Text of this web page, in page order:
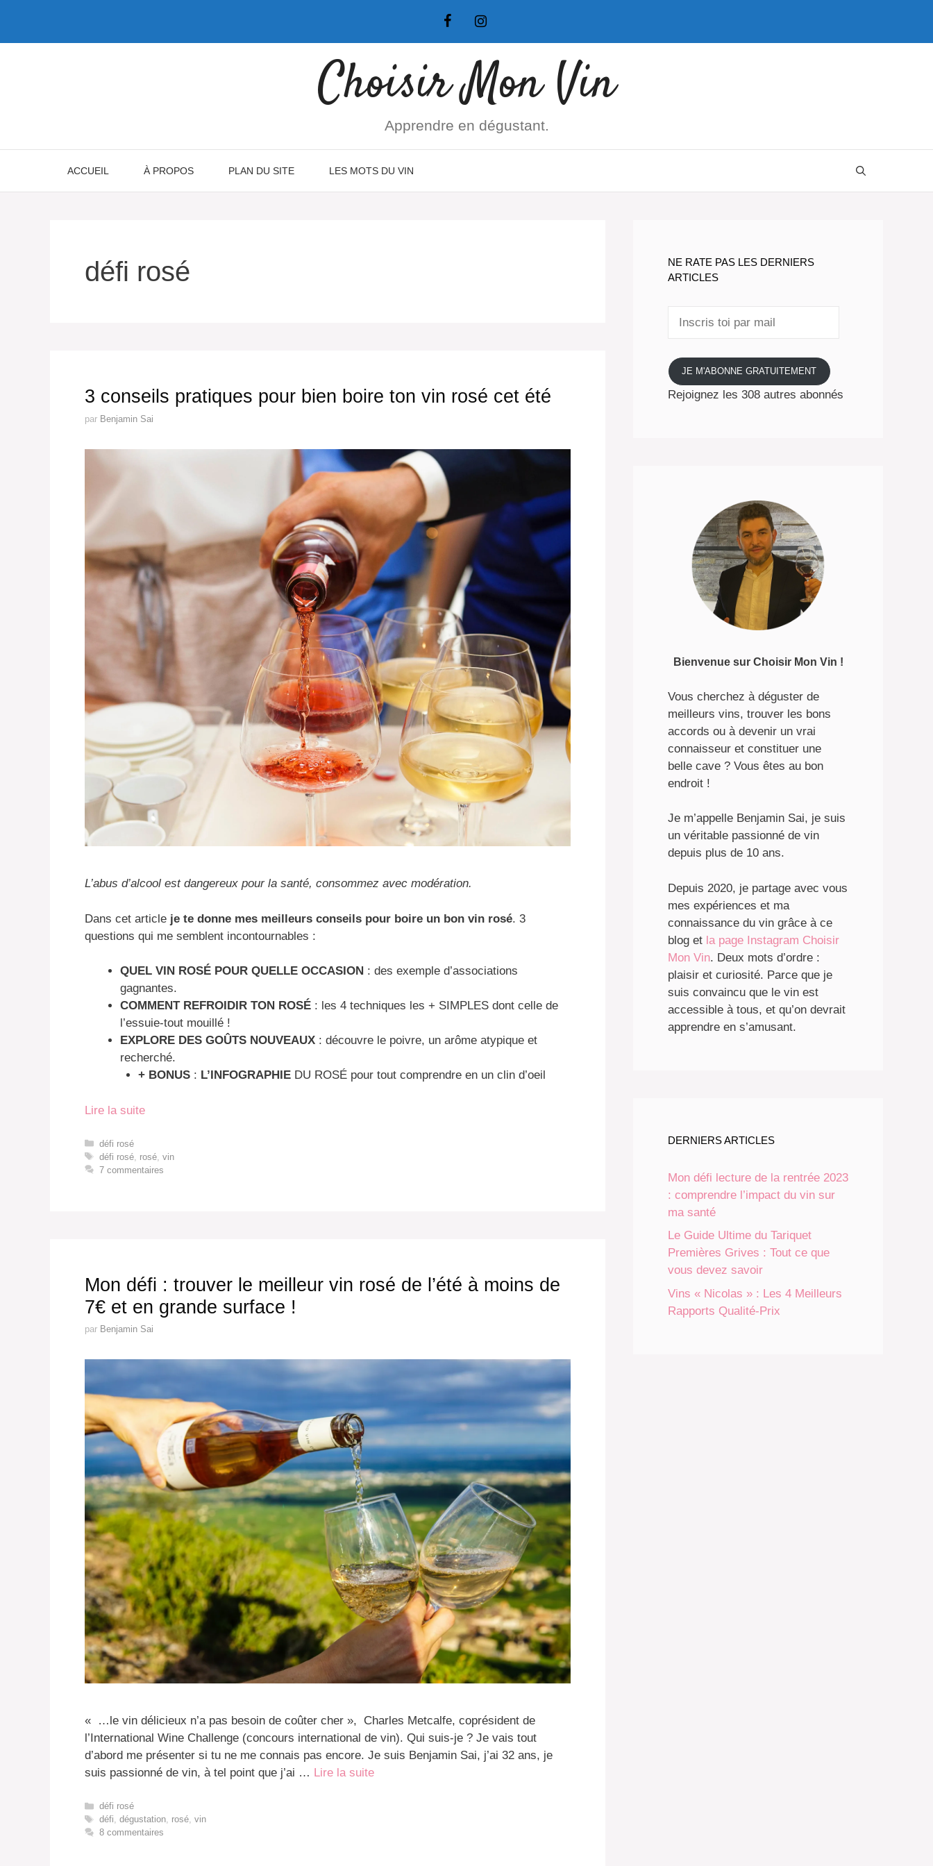
contenu
Choisir Mon Vin
Apprendre en dégustant.
ACCUEIL À PROPOS PLAN DU SITE LES MOTS DU VIN
défi rosé
3 conseils pratiques pour bien boire ton vin rosé cet été
par Benjamin Sai
L’abus d’alcool est dangereux pour la santé, consommez avec modération.
Dans cet article je te donne mes meilleurs conseils pour boire un bon vin rosé. 3
questions qui me semblent incontournables :
QUEL VIN ROSÉ POUR QUELLE OCCASION : des exemple d’associations
gagnantes.
COMMENT REFROIDIR TON ROSÉ : les 4 techniques les + SIMPLES dont celle de
l’essuie-tout mouillé !
EXPLORE DES GOÛTS NOUVEAUX : découvre le poivre, un arôme atypique et
recherché.
+ BONUS: L’INFOGRAPHIEDU ROSÉ pour tout comprendre en un clin d’oeil
Lire la suite
Catégories
défi rosé
Étiquettes
défi rosé, rosé, vin
7 commentaires
Mon défi : trouver le meilleur vin rosé de l’été à moins de
7€ et en grande surface !
par Benjamin Sai
« …le vin délicieux n’a pas besoin de coûter cher », Charles Metcalfe, coprésident de
l’International Wine Challenge (concours international de vin). Qui suis-je ? Je vais tout
d’abord me présenter si tu ne me connais pas encore. Je suis Benjamin Sai, j’ai 32 ans, je
suis passionné de vin, à tel point que j’ai … Lire la suite
Catégories
défi rosé
Étiquettes
défi, dégustation, rosé, vin
8 commentaires
NE RATE PAS LES DERNIERS
ARTICLES
mailJE M'ABONNE GRATUITEMENT
Rejoignez les 308 autres abonnés
Bienvenue sur Choisir Mon Vin !
Vous cherchez à déguster de
meilleurs vins, trouver les bons
accords ou à devenir un vrai
connaisseur et constituer une
belle cave ? Vous êtes au bon
endroit !
Je m’appelle Benjamin Sai, je suis
un véritable passionné de vin
depuis plus de 10 ans.
Depuis 2020, je partage avec vous
mes expériences et ma
connaissance du vin grâce à ce
blog et la page Instagram Choisir
Mon Vin. Deux mots d’ordre :
plaisir et curiosité. Parce que je
suis convaincu que le vin est
accessible à tous, et qu’on devrait
apprendre en s’amusant.
DERNIERS ARTICLES
Mon défi lecture de la rentrée 2023
: comprendre l’impact du vin sur
ma santé
Le Guide Ultime du Tariquet
Premières Grives : Tout ce que
vous devez savoir
Vins « Nicolas » : Les 4 Meilleurs
Rapports Qualité-Prix